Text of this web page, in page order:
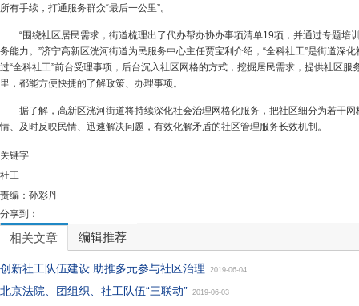
所有手续，打通服务群众“最后一公里”。
“围绕社区居民需求，街道梳理出了代办帮办协办事项清单19项，并通过专题培
务能力。”济宁高新区洸河街道为民服务中心主任贾宝利介绍，“全科社工”是街道深
过“全科社工”前台受理事项，后台沉入社区网格的方式，挖掘居民需求，提供社区
里，都能方便快捷的了解政策、办理事项。
据了解，高新区洸河街道将持续深化社会治理网格化服务，把社区细分为若干
情、及时反映民情、迅速解决问题，有效化解矛盾的社区管理服务长效机制。
关键字
社工
责编： 孙彩丹
分享到：
相关文章 编辑推荐
创新社工队伍建设 助推多元参与社区治理 2019-06-04
北京法院、团组织、社工队伍“三联动” 2019-06-03